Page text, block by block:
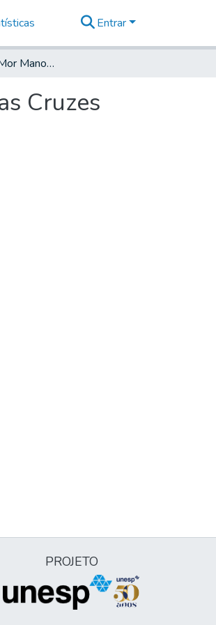
Entrar
Para o Capitam Mor Manoel Rodrigues da Cunha de Mogy das Cruzes
Cruzes
PROJETO